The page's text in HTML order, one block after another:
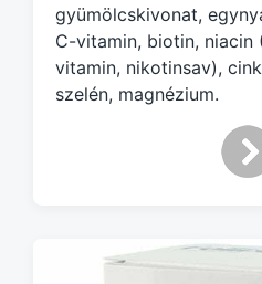
gyümölcskivonat,
C-vitamin, biotin, niacin
vitamin, nikotinsav),
szelén, magnézium.